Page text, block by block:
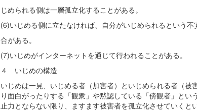
じめられる側は一層孤立化することがある。
(6)いじめる側に立たなければ、自分がいじめられるという
合がある。
(7)いじめがインターネットを通じて行われることがある。
４ いじめの構造
いじめは一見、いじめる者（加害者）といじめられる者（
り面白がったりする「観衆」や黙認している「傍観者」と
止力とならない限り、ますます被害者を孤立化させていくと